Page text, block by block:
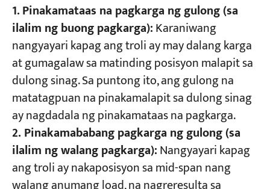
1.Pinakamataas na pagkarga ng gulong (sa
ilalim ng buong pagkarga):Karaniwang
nangyayari kapag ang troli ay may dalang karga
at gumagalaw sa matinding posisyon malapit sa
dulong sinag. Sa puntong ito, ang gulong na
matatagpuan na pinakamalapit sa dulong sinag
ay nagdadala ng pinakamataas na pagkarga.
2. Pinakamababang pagkarga ng gulong (sa
ilalim ng walang pagkarga):Nangyayari kapag
ang troli ay nakaposisyon sa mid-span nang